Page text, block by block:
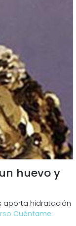
huevo y
aporta hidratación
Cuéntame.